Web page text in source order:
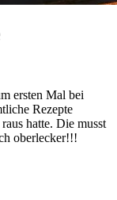
ersten Mal bei
Rezepte
hatte. Die musst
oberlecker!!!